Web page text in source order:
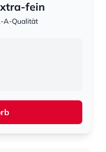
fein
A-Qualität